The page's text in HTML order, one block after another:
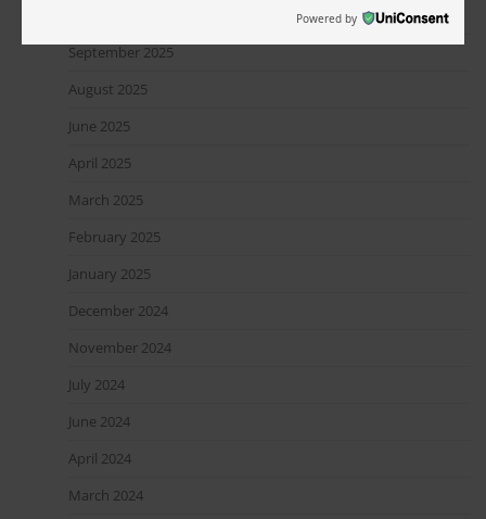
September 2025
August 2025
June 2025
April 2025
March 2025
February 2025
January 2025
December 2024
November 2024
July 2024
June 2024
April 2024
March 2024
Powered by